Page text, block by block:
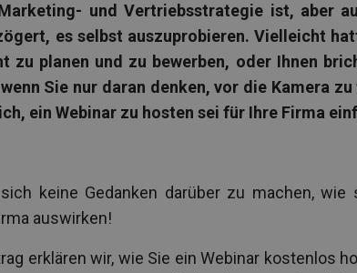
und Vertriebsstrategie ist, aber
es selbst auszuprobieren. Vielleicht
zu planen und zu bewerben, oder Ihnen
Sie nur daran denken, vor die Kamera
ein Webinar zu hosten sei für Ihre Firma
keine Gedanken darüber zu machen, wie
auswirken!
erklären wir, wie Sie ein Webinar kostenlos